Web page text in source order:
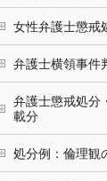
女性弁護士懲戒
弁護士横領事件
弁護士懲戒処分
載分
処分例：倫理観